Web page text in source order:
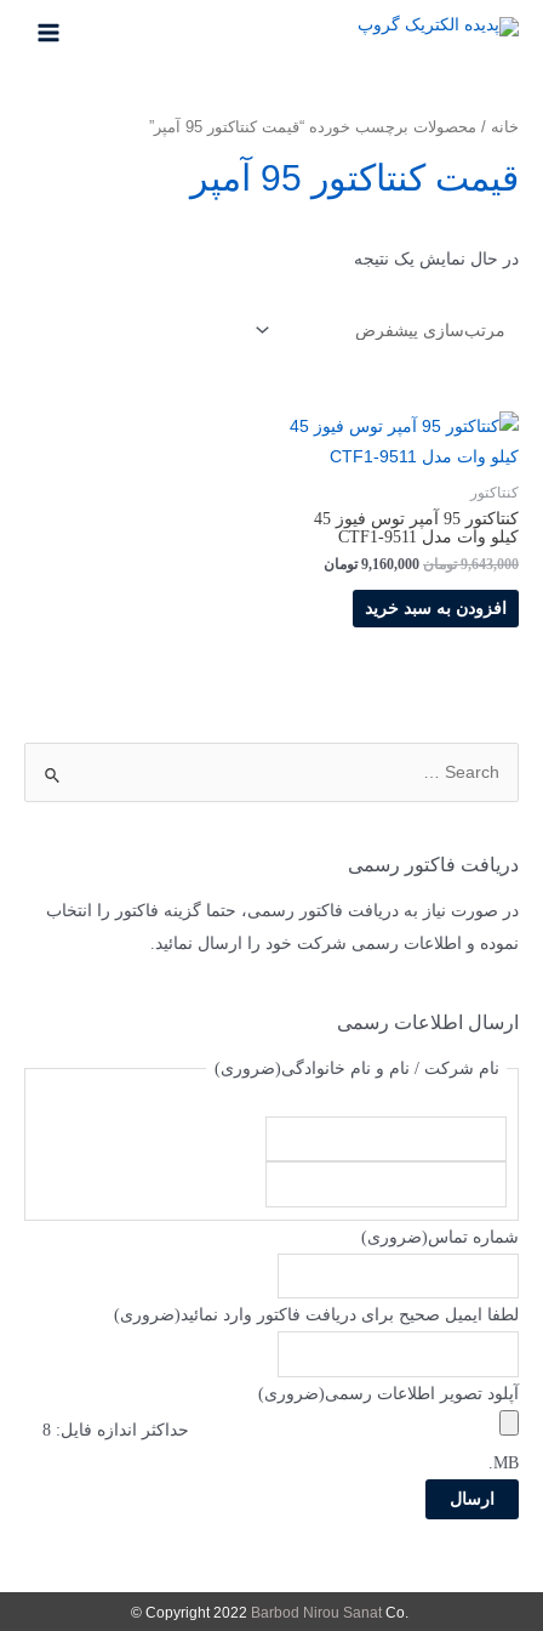
دریافت فاکتور رسمی
در صورت نیاز به دریافت فاکتور رسمی، حتما گزینه فاکتور را انتخاب
نموده و اطلاعات رسمی شرکت خود را ارسال نمائید.
ارسال اطلاعات رسمی
نام شرکت / نام و نام خانوادگی(ضروری)
شماره تماس(ضروری)
لطفا ایمیل صحیح برای دریافت فاکتور وارد نمائید(ضروری)
آپلود تصویر اطلاعات رسمی(ضروری)
حداکثر اندازه فایل: 8
MB.
خانه / محصولات برچسب خورده “قیمت کنتاکتور 95 آمپر”
قیمت کنتاکتور 95 آمپر
در حال نمایش یک نتیجه
کنتاکتور
کنتاکتور 95 آمپر توس فیوز 45
کیلو وات مدل CTF1-9511
9,643,000 تومان 9,160,000 تومان
افزودن به سبد خرید
.Copyright 2022
Barbod Nirou SanatCo ©